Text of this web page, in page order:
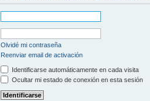
Olvidé mi contraseña
Reenviar email de activación
Identificarse automáticamente en cada visita
Ocultar mi estado de conexión en esta sesión